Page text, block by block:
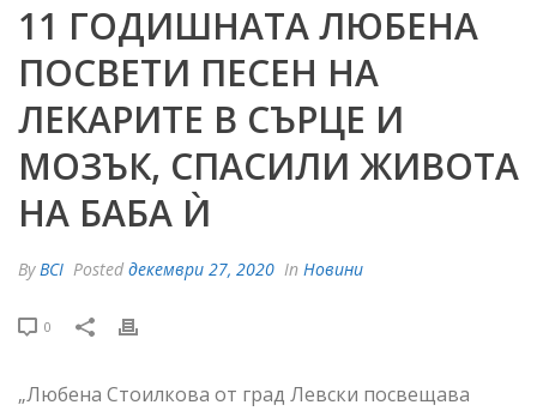
11 ГОДИШНАТА ЛЮБЕНА
ПОСВЕТИ ПЕСЕН НА
ЛЕКАРИТЕ В СЪРЦЕ И
МОЗЪК, СПАСИЛИ ЖИВОТА
НА БАБА Ѝ
ByBCI Posted декември 27, 2020 In Новини
0
„Любена Стоилкова от град Левски посвещава